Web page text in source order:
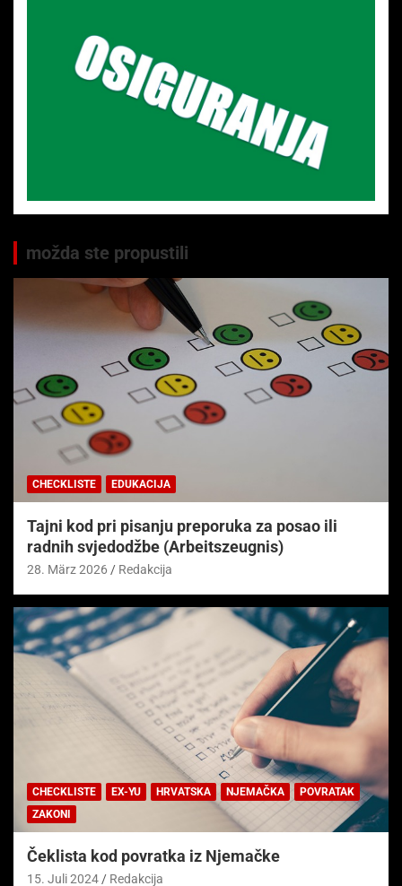
možda ste propustili
CHECKLISTE EDUKACIJA
Tajni kod pri pisanju preporuka za posao ili
radnih svjedodžbe (Arbeitszeugnis)
28. März 2026 Redakcija
CHECKLISTE EX-YU HRVATSKA NJEMAČKA
POVRATAK
ZAKONI
Čeklista kod povratka iz Njemačke
15. Juli 2024 Redakcija